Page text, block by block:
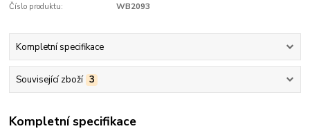
Číslo produktu: WB2093
Kompletní specifikace
Související zboží 3
Kompletní specifikace